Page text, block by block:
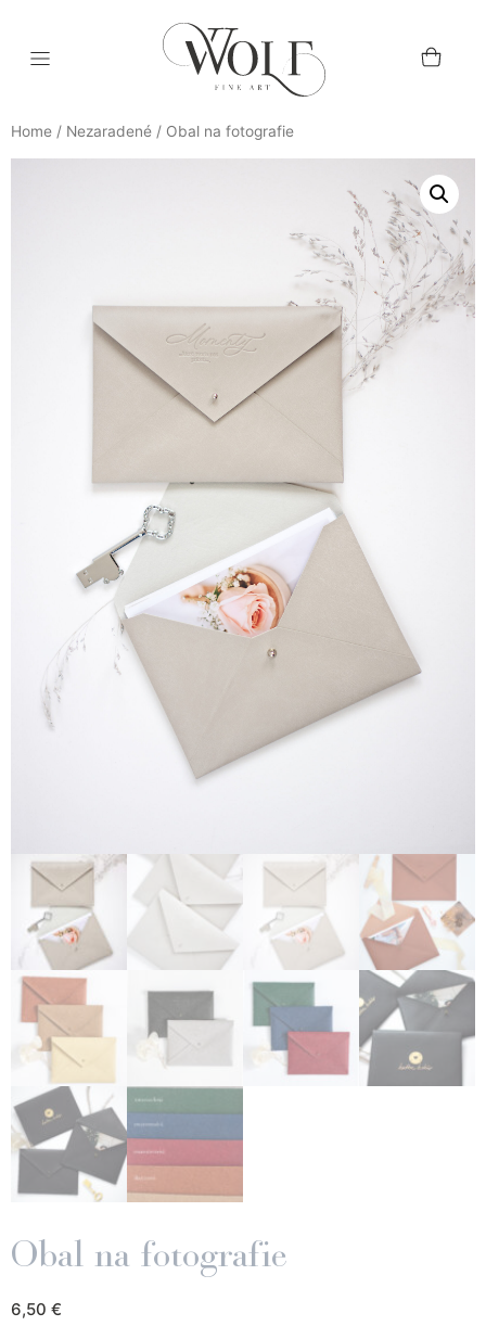
Home / Nezaradené / Obal na fotografie
Obal na fotografie
6,50 €